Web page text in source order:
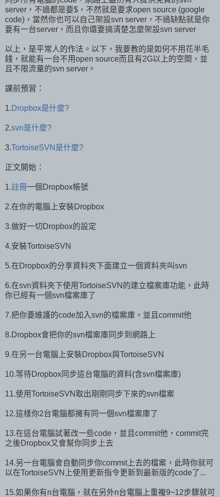
server，不過都是要$，不然就是要求open source (google
code)，當然你也可以自己架設svn server，不過缺點就是你
要有一台server，而且你還要搞清楚怎麼架設svn server
以上，是平常人的作法。以下，我要教的是如何不用花半毛
錢，就能有一台不用open source而且有2G以上的空間，並
且不限流量的svn server。
課前預習：
1.Dropbox是什麼?
2.svn是什麼?
3.TortoiseSVN是什麼?
正文開始：
1.註冊一個Dropbox帳號
2.在你的電腦上安裝Dropbox
3.做好一切Dropbox的設定
4.安裝TortoiseSVN
5.在Dropbox的分享資料夾下面建立一個資料夾叫svn
6.在svn資料夾下使用TortoiseSVN的建立檔案庫功能，此時
你已經有一個svn檔案庫了
7.把你要維護的code加入svn的檔案庫，並且commit他
8.Dropbox會把你的svn檔案庫同步到網路上
9.在另一台電腦上安裝Dropbox與TortoiseSVN
10.等待Dropbox同步這台電腦的資料(含svn檔案庫)
11.使用TortoiseSVN取出剛剛同步下來的svn檔案
12.這樣你2台電腦都擁有同一個svn檔案庫了
13.在這台電腦試著改一些code，並且commit他，commit完
之後Dropbox又會幫你同步上去
14.另一台電腦會自動同步你commit上去的檔案，此時你就可
以在TortoiseSVN上使用更新指令更新到最新版的code了...
15.如果你有n台電腦，就在另外n台電腦上重複9~12步驟就可